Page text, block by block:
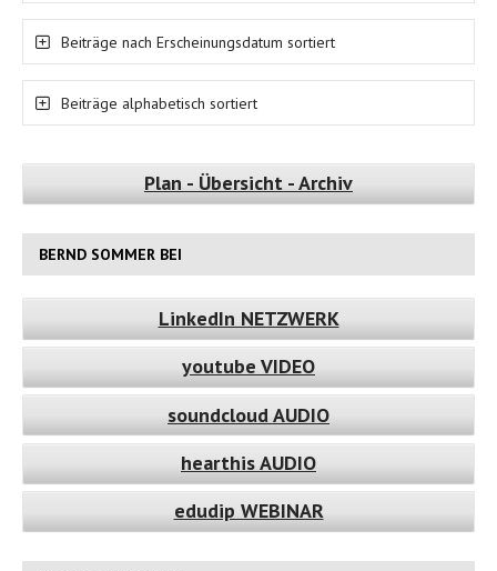
Beiträge nach Erscheinungsdatum sortiert
Beiträge alphabetisch sortiert
Plan - Übersicht - Archiv
BERND SOMMER BEI
LinkedIn NETZWERK
youtube VIDEO
soundcloud AUDIO
hearthis AUDIO
edudip WEBINAR